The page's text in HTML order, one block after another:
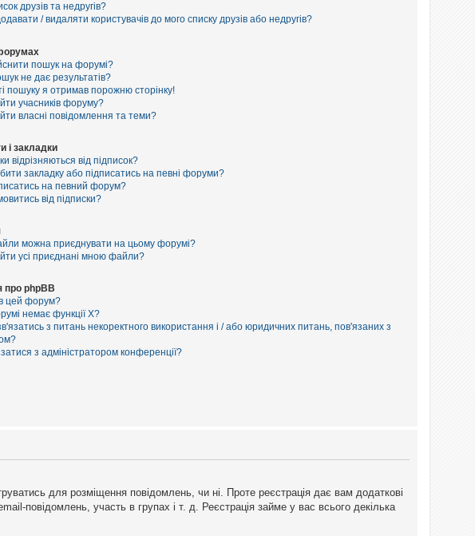
друзів та недругів?
/ видаляти користувачів до мого списку друзів або недругів?
пошук на форумі?
не дає результатів?
пошуку я отримав порожню сторінку!
учасників форуму?
власні повідомлення та теми?
і закладки
відрізняються від підписок?
закладку або підписатись на певні форуми?
на певний форум?
від підписки?
можна приєднувати на цьому форумі?
усі приєднані мною файли?
про phpBB
цей форум?
немає функції X?
з питань некоректного використання і / або юридичних питань, пов'язаних з
з адміністратором конференції?
для розміщення повідомлень, чи ні. Проте реєстрація дає вам додаткові
повідомлень, участь в групах і т. д. Реєстрація займе у вас всього декілька